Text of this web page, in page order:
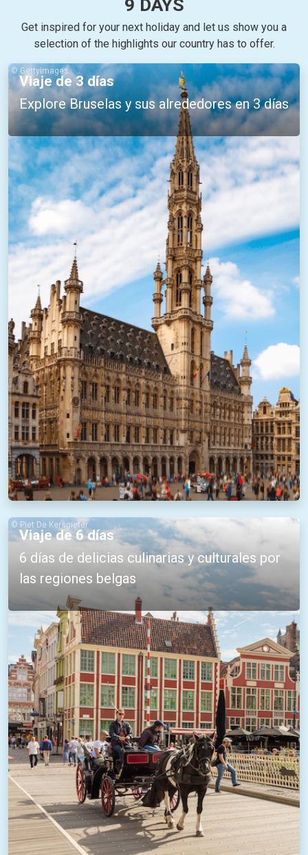
9 DAYS
Get inspired for your next holiday and let us show you a
selection of the highlights our country has to offer.
Viaje de 3 días
Explore Bruselas y sus alrededores en 3 días
© Gettyimages
Viaje de 6 días
6 días de delicias culinarias y culturales por
las regiones belgas
© Piet De Kersgieter